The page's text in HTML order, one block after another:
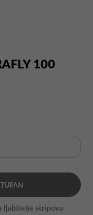
100
ljubitelje stripova